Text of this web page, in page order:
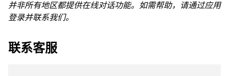
并非所有地区都提供在线对话功能。如需帮助，请通过应用
登录并联系我们。
联系客服